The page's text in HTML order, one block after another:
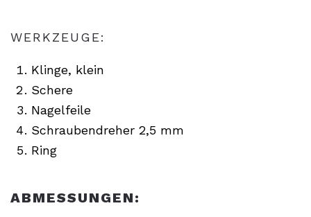
WERKZEUGE:
Klinge, klein
Schere
Nagelfeile
Schraubendreher 2,5 mm
Ring
ABMESSUNGEN: